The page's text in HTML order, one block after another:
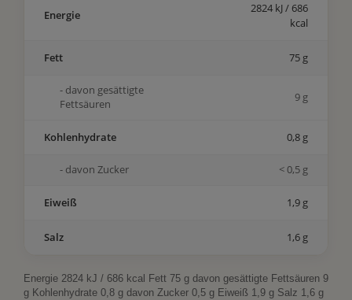
Energie
2824 kJ / 686
kcal
Fett 75 g
- davon gesättigte
Fettsäuren
9 g
Kohlenhydrate 0,8 g
- davon Zucker < 0,5 g
Eiweiß 1,9 g
Salz 1,6 g
Energie 2824 kJ / 686 kcal Fett 75 g davon gesättigte Fettsäuren 9
g Kohlenhydrate 0,8 g davon Zucker 0,5 g Eiweiß 1,9 g Salz 1,6 g